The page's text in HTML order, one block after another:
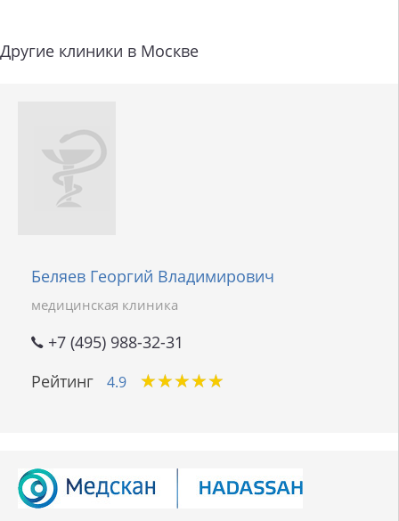
Другие клиники в Москве
Беляев Георгий Владимирович
медицинская клиника
+7 (495) 988-32-31
Рейтинг
4.9 ★★★★★
★★★★★